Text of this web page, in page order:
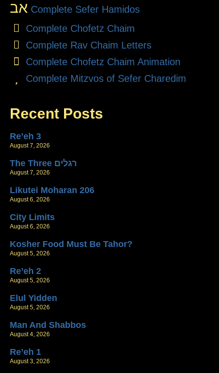
אב Complete Sefer Hamidos
Complete Chofetz Chaim
Complete Rav Chaim Letters
Complete Chofetz Chaim Animation
Complete Mitzvos of Sefer Charedim
Recent Posts
Re’eh 3
August 7, 2026
The Three רגלים
August 7, 2026
Likutei Moharan 206
August 6, 2026
City Limits
August 6, 2026
Kosher Food Must Be Tahor?
August 5, 2026
Re’eh 2
August 5, 2026
Elul Yidden
August 5, 2026
Man And Shabbos
August 4, 2026
Re’eh 1
August 3, 2026